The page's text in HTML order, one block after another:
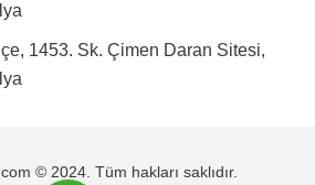
1453. Sk. Çimen Daran Sitesi,
© 2024. Tüm hakları saklıdır.